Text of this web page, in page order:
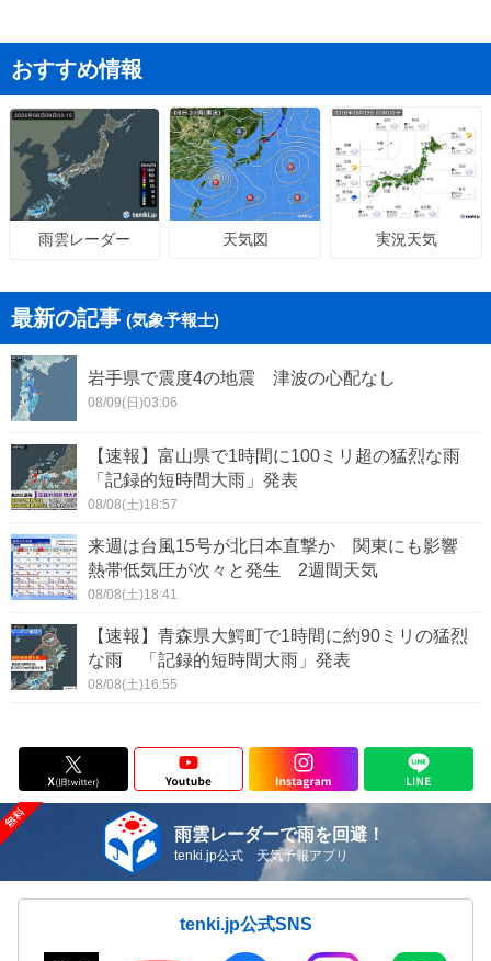
おすすめ情報
雨雲レーダー 天気図 実況天気
最新の記事 (気象予報士)
岩手県で震度4の地震 津波の心配なし
08/09(日)03:06
【速報】富山県で1時間に100ミリ超の猛烈な雨
「記録的短時間大雨」発表
08/08(土)18:57
来週は台風15号が北日本直撃か 関東にも影響
熱帯低気圧が次々と発生 2週間天気
08/08(土)18:41
【速報】青森県大鰐町で1時間に約90ミリの猛烈
な雨 「記録的短時間大雨」発表
08/08(土)16:55
雨雲レーダーで雨を回避！
tenki.jp公式 天気予報アプリ
tenki.jp公式SNS